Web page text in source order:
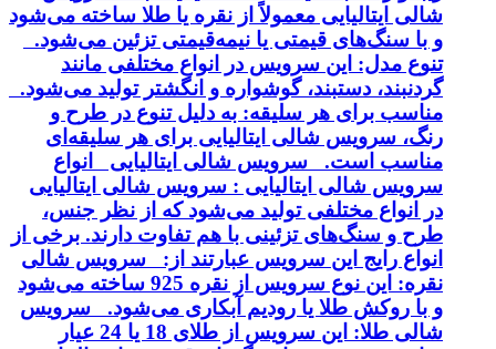
شالی ایتالیایی معمولاً از نقره یا طلا ساخته می‌شود
و با سنگ‌های قیمتی یا نیمه‌قیمتی تزئین می‌شود.
تنوع مدل: این سرویس در انواع مختلفی مانند
گردنبند، دستبند، گوشواره و انگشتر تولید می‌شود.
مناسب برای هر سلیقه: به دلیل تنوع در طرح و
رنگ، سرویس شالی ایتالیایی برای هر سلیقه‌ای
مناسب است. سرویس شالی ایتالیایی انواع
سرویس شالی ایتالیایی : سرویس شالی ایتالیایی
در انواع مختلفی تولید می‌شود که از نظر جنس،
طرح و سنگ‌های تزئینی با هم تفاوت دارند. برخی از
انواع رایج این سرویس عبارتند از: سرویس شالی
نقره: این نوع سرویس از نقره 925 ساخته می‌شود
و با روکش طلا یا رودیم آبکاری می‌شود. سرویس
شالی طلا: این سرویس از طلای 18 یا 24 عیار